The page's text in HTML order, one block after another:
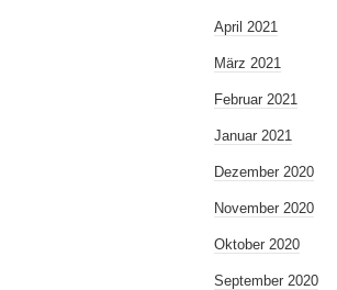
April 2021
März 2021
Februar 2021
Januar 2021
Dezember 2020
November 2020
Oktober 2020
September 2020